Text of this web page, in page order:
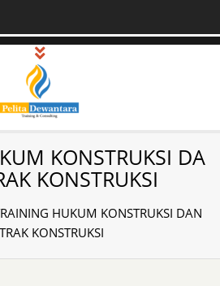
Pelatihan
Sertifikasi –
Training
Indonesia
Sertifikasi di Indonesia
KONSTRUKSI DA
KONSTRUKSI
HUKUM KONSTRUKSI DAN
KONSTRUKSI